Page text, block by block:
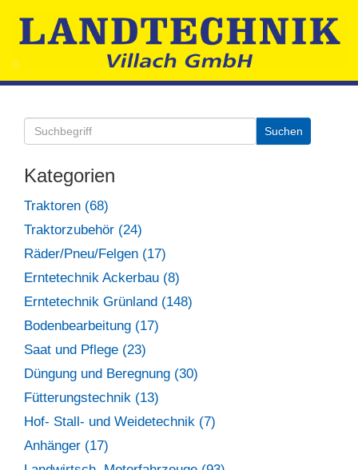
Kategorien
Traktoren (68)
Traktorzubehör (24)
Räder/Pneu/Felgen (17)
Erntetechnik Ackerbau (8)
Erntetechnik Grünland (148)
Bodenbearbeitung (17)
Saat und Pflege (23)
Düngung und Beregnung (30)
Fütterungstechnik (13)
Hof- Stall- und Weidetechnik (7)
Anhänger (17)